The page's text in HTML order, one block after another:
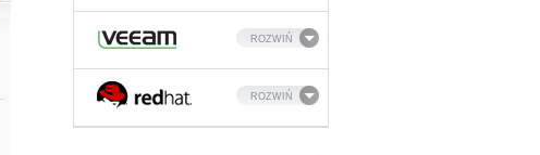
ROZWIŃ
ROZWIŃ